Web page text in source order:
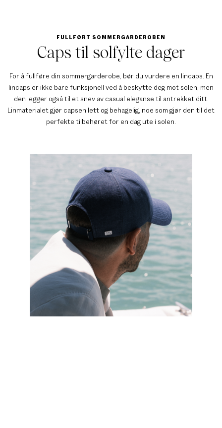
FULLFØRT SOMMERGARDEROBEN
Caps til solfylte dager
For å fullføre din sommergarderobe, bør du vurdere en lincaps. En
lincaps er ikke bare funksjonell ved å beskytte deg mot solen, men
den legger også til et snev av casual eleganse til antrekket ditt.
Linmaterialet gjør capsen lett og behagelig, noe som gjør den til det
perfekte tilbehøret for en dag ute i solen.